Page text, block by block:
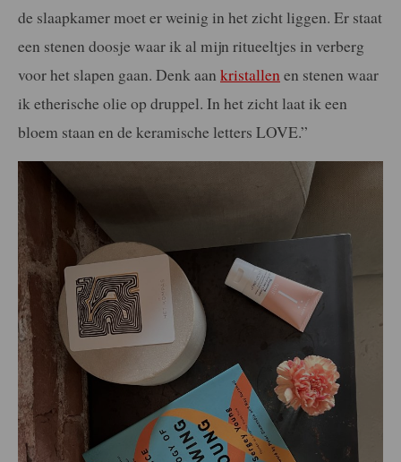
de slaapkamer moet er weinig in het zicht liggen. Er staat
een stenen doosje waar ik al mijn ritueeltjes in verberg
voor het slapen gaan. Denk aan kristallen en stenen waar
ik etherische olie op druppel. In het zicht laat ik een
bloem staan en de keramische letters LOVE.”